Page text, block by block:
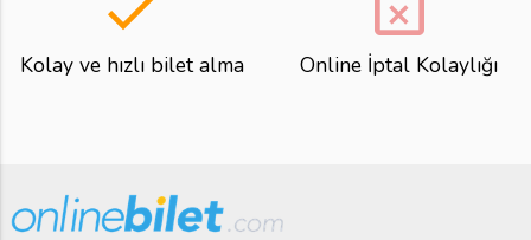
Kolay ve hızlı bilet alma Online İptal Kolaylığı